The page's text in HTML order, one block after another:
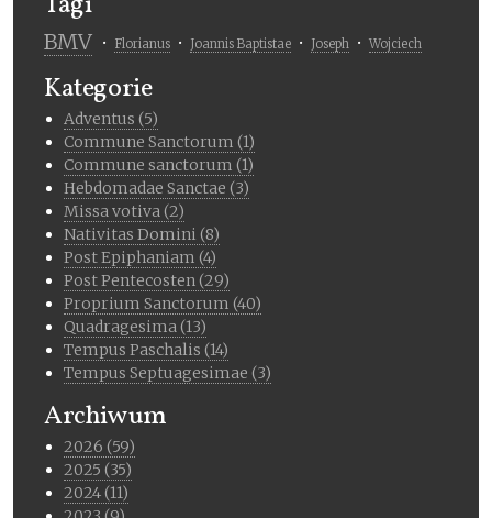
BMV Florianus Joannis Baptistae Joseph Wojciech
Kategorie
Adventus (5)
Commune Sanctorum (1)
Commune sanctorum (1)
Hebdomadae Sanctae (3)
Missa votiva (2)
Nativitas Domini (8)
Post Epiphaniam (4)
Post Pentecosten (29)
Proprium Sanctorum (40)
Quadragesima (13)
Tempus Paschalis (14)
Tempus Septuagesimae (3)
Archiwum
2026 (59)
2025 (35)
2024 (11)